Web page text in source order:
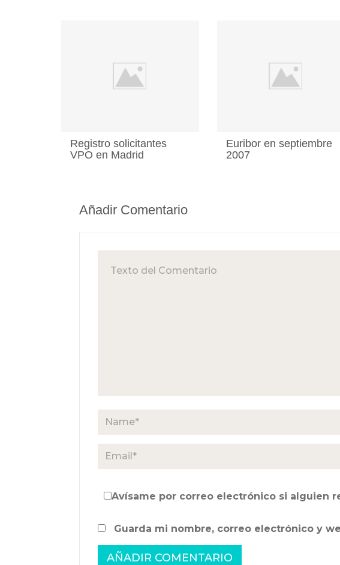
Registro solicitantes
VPO en Madrid
Euribor en septiembre
2007
Añadir Comentario
Avísame por correo electrónico si alguien
Guarda mi nombre, correo electrónico y